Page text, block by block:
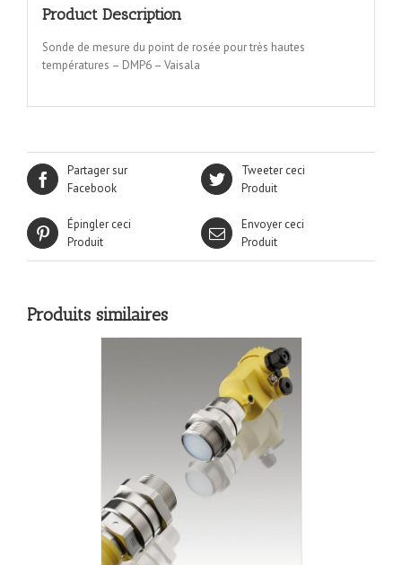
Product Description
Sonde de mesure du point de rosée pour très hautes
températures – DMP6 – Vaisala
Partager sur
Facebook
Tweeter ceci
Produit
Épingler ceci
Produit
Envoyer ceci
Produit
Produits similaires